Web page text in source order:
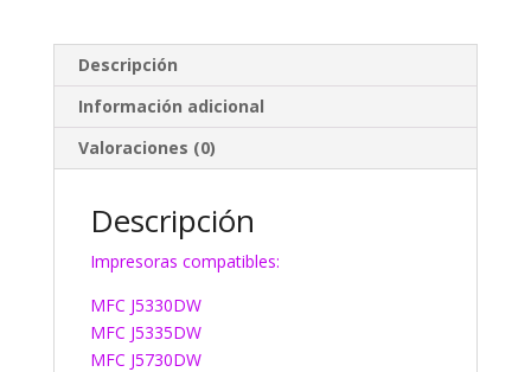
Descripción
Información adicional
Valoraciones (0)
Descripción
Impresoras compatibles:
MFC J5330DW
MFC J5335DW
MFC J5730DW